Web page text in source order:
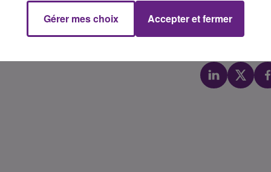
projet culturel d’intérêt national qui s’inscrit dans un
et de sa Métropole, pour la mise en valeur du
Gérer mes choix Accepter et fermer